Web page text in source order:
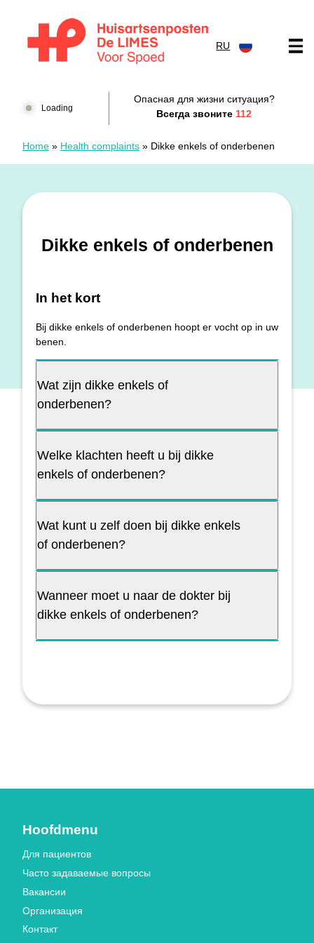
RU
Loading
Опасная для жизни ситуация?
Всегда звоните 112
Home » Health complaints » Dikke enkels of onderbenen
Dikke enkels of onderbenen
In het kort
Bij dikke enkels of onderbenen hoopt er vocht op in uw
benen.
Wat zijn dikke enkels of
onderbenen?
Welke klachten heeft u bij dikke
enkels of onderbenen?
Wat kunt u zelf doen bij dikke enkels
of onderbenen?
Wanneer moet u naar de dokter bij
dikke enkels of onderbenen?
Hoofdmenu
Для пациентов
Часто задаваемые вопросы
Вакансии
Организация
Контакт